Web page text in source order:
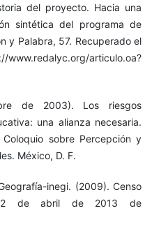
del proyecto. Hacia una
sintética del programa de
y Palabra, 57. Recuperado el
articulo.oa?
de 2003). Los riesgos
una alianza necesaria.
sobre Percepción y
México, D. F.
inegi. (2009). Censo
22 de abril de 2013 de